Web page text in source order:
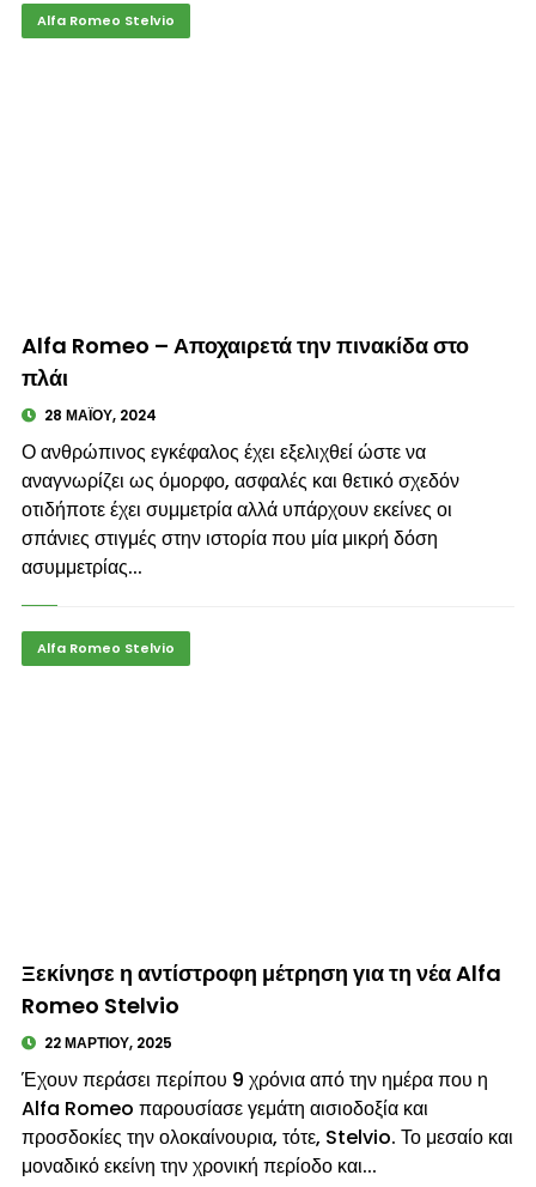
Alfa Romeo Stelvio
Alfa Romeo – Αποχαιρετά την πινακίδα στο
πλάι
28 ΜΑΪ́ΟΥ, 2024
Ο ανθρώπινος εγκέφαλος έχει εξελιχθεί ώστε να
αναγνωρίζει ως όμορφο, ασφαλές και θετικό σχεδόν
οτιδήποτε έχει συμμετρία αλλά υπάρχουν εκείνες οι
σπάνιες στιγμές στην ιστορία που μία μικρή δόση
ασυμμετρίας...
Alfa Romeo Stelvio
© enkinisi.gr
Ξεκίνησε η αντίστροφη μέτρηση για τη νέα Alfa
Romeo Stelvio
22 ΜΑΡΤΊΟΥ, 2025
Έχουν περάσει περίπου 9 χρόνια από την ημέρα που η
Alfa Romeo παρουσίασε γεμάτη αισιοδοξία και
προσδοκίες την ολοκαίνουρια, τότε, Stelvio. Το μεσαίο και
μοναδικό εκείνη την χρονική περίοδο και...